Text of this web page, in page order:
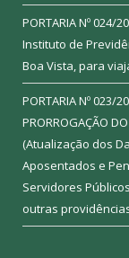
PORTARIA Nº 024/
Instituto de
Boa Vista, para
PORTARIA Nº 023/
PRORROGAÇÃO
(Atualização dos
Aposentados e
Servidores
outras